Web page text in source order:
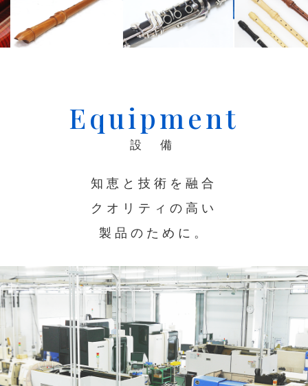
Equipment
設 備
知恵と技術を融合
クオリティの高い
製品のために。